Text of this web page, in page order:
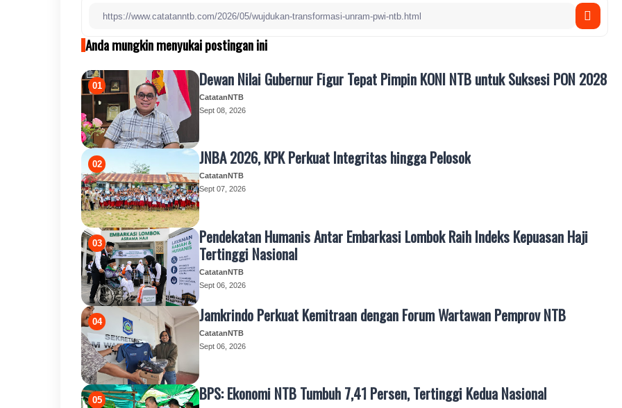
Anda mungkin menyukai postingan ini
Dewan Nilai Gubernur Figur Tepat Pimpin KONI NTB untuk Suksesi PON 2028
CatatanNTB
Sept 08, 2026
JNBA 2026, KPK Perkuat Integritas hingga Pelosok
CatatanNTB
Sept 07, 2026
Pendekatan Humanis Antar Embarkasi Lombok Raih Indeks Kepuasan Haji
Tertinggi Nasional
CatatanNTB
Sept 06, 2026
Jamkrindo Perkuat Kemitraan dengan Forum Wartawan Pemprov NTB
CatatanNTB
Sept 06, 2026
BPS: Ekonomi NTB Tumbuh 7,41 Persen, Tertinggi Kedua Nasional